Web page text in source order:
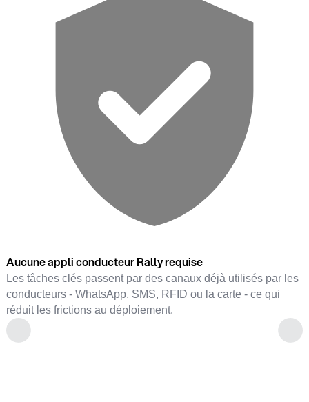
Aucune appli conducteur Rally requise
Les tâches clés passent par des canaux déjà utilisés par les
conducteurs - WhatsApp, SMS, RFID ou la carte - ce qui
réduit les frictions au déploiement.